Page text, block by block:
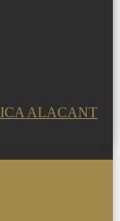
ALACANT